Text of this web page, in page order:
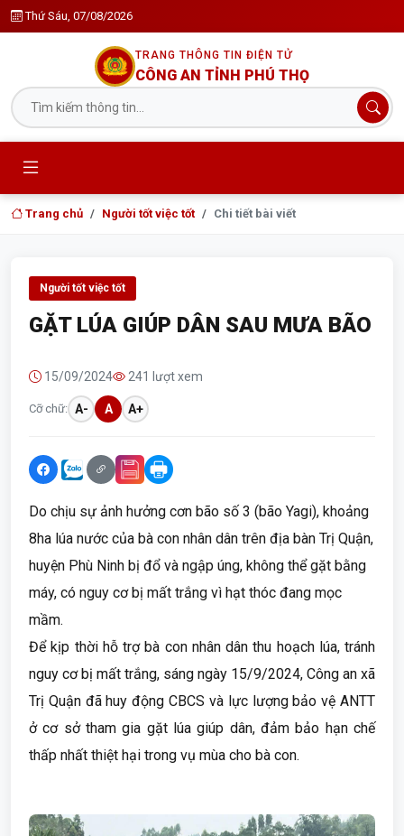
Thứ Sáu, 07/08/2026
TRANG THÔNG TIN ĐIỆN TỬ
CÔNG AN TỈNH PHÚ THỌ
Trang chủ Người tốt việc tốt Chi tiết bài viết
Người tốt việc tốt
GẶT LÚA GIÚP DÂN SAU MƯA BÃO
15/09/2024 241 lượt xem
Cỡ chữ: A- A A+
Do chịu sự ảnh hưởng cơn bão số 3 (bão Yagi), khoảng
8ha lúa nước của bà con nhân dân trên địa bàn Trị Quận,
huyện Phù Ninh bị đổ và ngập úng, không thể gặt bằng
máy, có nguy cơ bị mất trắng vì hạt thóc đang mọc
mầm.
Để kịp thời hỗ trợ bà con nhân dân thu hoạch lúa, tránh
nguy cơ bị mất trắng, sáng ngày 15/9/2024, Công an xã
Trị Quận đã huy động CBCS và lực lượng bảo vệ ANTT
ở cơ sở tham gia gặt lúa giúp dân, đảm bảo hạn chế
thấp nhất thiệt hại trong vụ mùa cho bà con.